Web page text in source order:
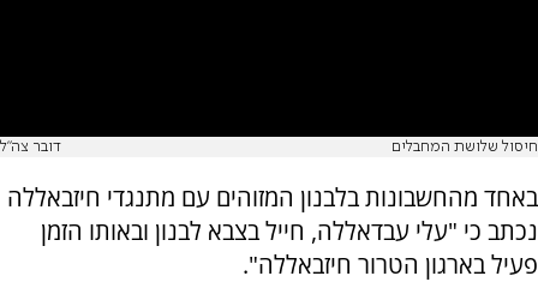
חיסול שלושת המחבלים דובר צה"ל
באחד מהחשבונות בלבנון המזוהים עם מתנגדי חיזבאללה
נכתב כי "עלי עבדאללה, חייל בצבא לבנון ובאותו הזמן
פעיל בארגון הטרור חיזבאללה".